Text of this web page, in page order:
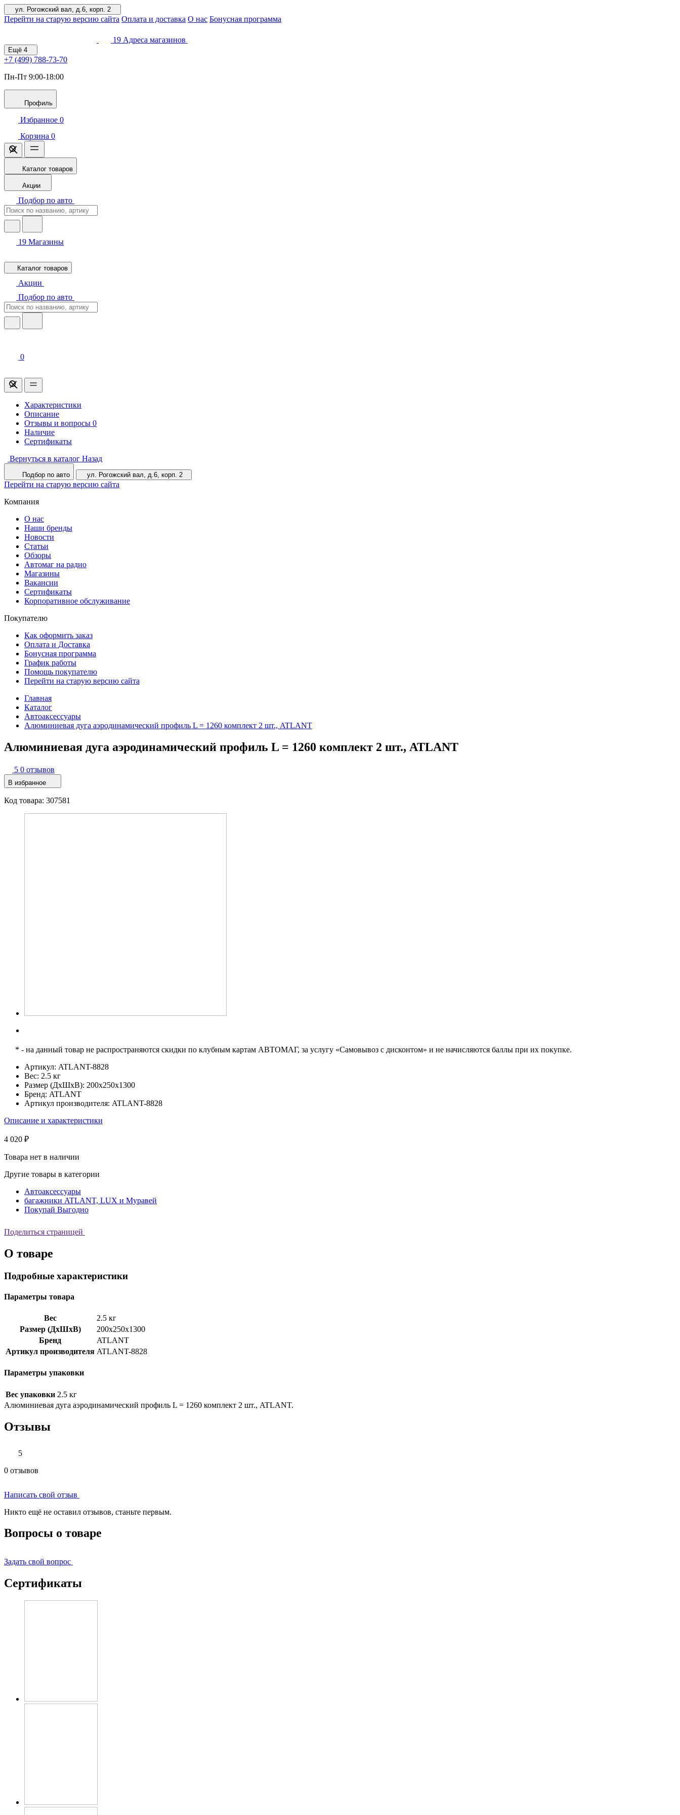
ул. Рогожский вал, д.6, корп. 2
Перейти на старую версию сайта Оплата и доставка О нас Бонусная программа
19 Адреса магазинов
Ещё 4
+7 (499) 788-73-70
Пн-Пт 9:00-18:00
Профиль
Избранное 0
Корзина 0
Каталог товаров
Акции
Подбор по авто
19 Магазины
Каталог товаров
Акции
Подбор по авто
0
Характеристики
Описание
Отзывы и вопросы 0
Наличие
Сертификаты
Вернуться в каталог Назад
Подбор по авто ул. Рогожский вал, д.6, корп. 2
Перейти на старую версию сайта
Компания
О нас
Наши бренды
Новости
Статьи
Обзоры
Автомаг на радио
Магазины
Вакансии
Сертификаты
Корпоративное обслуживание
Покупателю
Как оформить заказ
Оплата и Доставка
Бонусная программа
График работы
Помощь покупателю
Перейти на старую версию сайта
Главная
Каталог
Автоаксессуары
Алюминиевая дуга аэродинамический профиль L = 1260 комплект 2 шт., ATLANT
Алюминиевая дуга аэродинамический профиль L = 1260 комплект 2 шт., ATLANT
5 0 отзывов
В избранное
Код товара: 307581
* - на данный товар не распространяются скидки по клубным картам АВТОМАГ, за услугу «Самовывоз с дисконтом» и не начисляются баллы при их покупке.
Артикул: ATLANT-8828
Вес: 2.5 кг
Размер (ДхШхВ): 200x250x1300
Бренд: ATLANT
Артикул производителя: ATLANT-8828
Описание и характеристики
4 020 ₽
Товара нет в наличии
Другие товары в категории
Автоаксессуары
багажники ATLANT, LUX и Муравей
Покупай Выгодно
Поделиться страницей
О товаре
Подробные характеристики
Параметры товара
Вес
2.5 кг
Размер (ДхШхВ)
200x250x1300
Бренд
ATLANT
Артикул производителя ATLANT-8828
Параметры упаковки
Вес упаковки 2.5 кг
Алюминиевая дуга аэродинамический профиль L = 1260 комплект 2 шт., ATLANT.
Отзывы
5
0 отзывов
Написать свой отзыв
Никто ещё не оставил отзывов, станьте первым.
Вопросы о товаре
Задать свой вопрос
Сертификаты